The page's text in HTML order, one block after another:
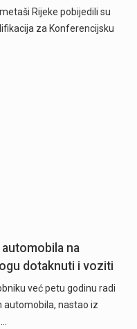
Rijeke pobijedili su
za Konferencijsku
na
dotaknuti i voziti
već petu godinu radi
automobila, nastao iz